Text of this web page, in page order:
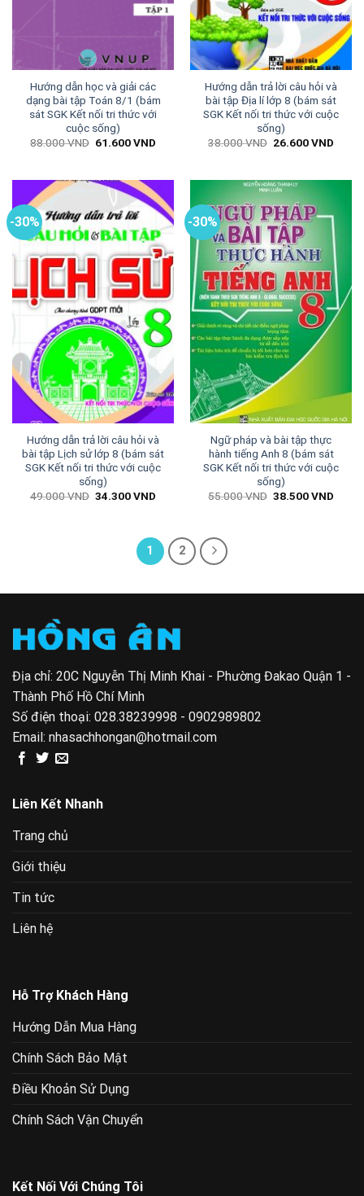
Hướng dẫn học và giải các
dạng bài tập Toán 8/1 (bám
sát SGK Kết nối tri thức với
cuộc sống)
88.000VND Giá
61.600VND
61.600 VND.
Hướng dẫn trả lời câu hỏi và
bài tập Địa lí lớp 8 (bám sát
SGK Kết nối tri thức với cuộc
sống)
38.000VND Giá
26.600VND
-30%
Hướng dẫn trả lời câu hỏi và
bài tập Lịch sử lớp 8 (bám sát
SGK Kết nối tri thức với cuộc
sống)
49.000VND Giá
34.300VND
34.300 VND.
-30%
Ngữ pháp và bài tập thực
hành tiếng Anh 8 (bám sát
SGK Kết nối tri thức với cuộc
sống)
55.000VND Giá
38.500VND
1 2
Địa chỉ: 20C Nguyễn Thị Minh Khai - Phường Đakao Quận 1 -
Thành Phố Hồ Chí Minh
Số điện thoại: 028.38239998 - 0902989802
Email: nhasachhongan@hotmail.com
Liên Kết Nhanh
Trang chủ
Giới thiệu
Tin tức
Liên hệ
Hỗ Trợ Khách Hàng
Hướng Dẫn Mua Hàng
Chính Sách Bảo Mật
Điều Khoản Sử Dụng
Chính Sách Vận Chuyển
Kết Nối Với Chúng Tôi